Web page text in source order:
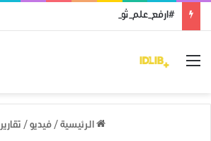
#ارفع_علم_ثورتك: رمز النضال ووحدة الهدف
القائمة
الرئيسية / فيديو / تقارير